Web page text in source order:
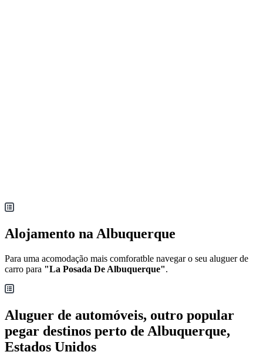
Alojamento na Albuquerque
Para uma acomodação mais comforatble navegar o seu aluguer de
carro para "La Posada De Albuquerque".
Aluguer de automóveis, outro popular
pegar destinos perto de Albuquerque,
Estados Unidos